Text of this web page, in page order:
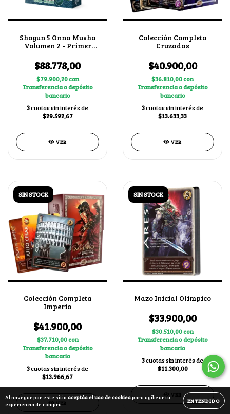
Al navegar por este sitio aceptás el uso de cookiespara agilizar tu
experiencia de compra.
ENTENDIDO
Shogun 5 Onna Musha
Volumen 2 - Primer
$88.778,00
$79.900,20con
Transferencia o depósito
bancario
3cuotas sin interés de
$29.592,67
VER
Colección Completa
Cruzadas
$40.900,00
$36.810,00con
Transferencia o depósito
bancario
3cuotas sin interés de
$13.633,33
VER
SIN STOCK
Colección Completa
Imperio
$41.900,00
$37.710,00con
Transferencia o depósito
bancario
3cuotas sin interés de
$13.966,67
VER
SIN STOCK
Mazo Inicial Olimpico
$33.900,00
$30.510,00con
Transferencia o depósito
bancario
3cuotas sin interés de
$11.300,00
VER